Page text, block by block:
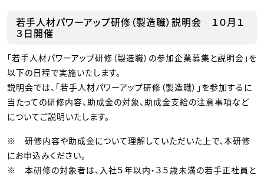
若手人材パワーアップ研修（製造職）説明会 １０月１
３日開催
「若手人材パワーアップ研修（製造職）の参加企業募集と説明会」を
以下の日程で実施いたします。
説明会では、「若手人材パワーアップ研修（製造職）」を参加するに
当たっての研修内容、助成金の対象、助成金支給の注意事項など
についてご説明いたします。
※ 研修内容や助成金について理解していただいた上で、本研修
にお申込みください。
※ 本研修の対象者は、入社５年以内・３５歳未満の若手正社員と